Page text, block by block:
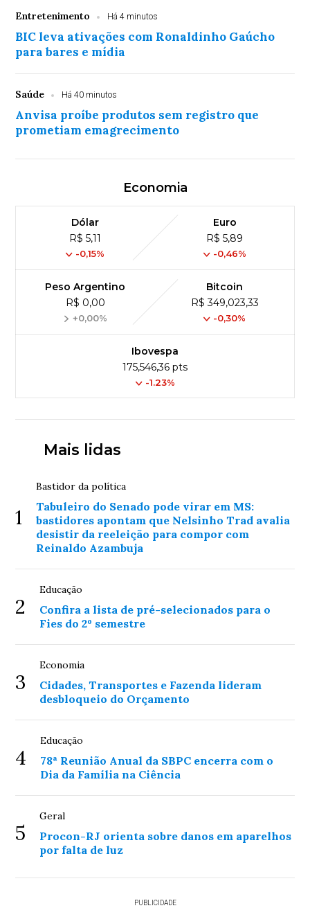
Entretenimento Há 4 minutos
BIC leva ativações com Ronaldinho Gaúcho
para bares e mídia
Saúde Há 40 minutos
Anvisa proíbe produtos sem registro que
prometiam emagrecimento
Economia
Dólar
R$ 5,11
-0,15%
Euro
R$ 5,89
-0,46%
Peso Argentino
R$ 0,00
+0,00%
Bitcoin
R$ 349,023,33
-0,30%
Ibovespa
175,546,36 pts
-1.23%
Mais lidas
1
Bastidor da política
Tabuleiro do Senado pode virar em MS:
bastidores apontam que Nelsinho Trad avalia
desistir da reeleição para compor com
Reinaldo Azambuja
2
Educação
Confira a lista de pré-selecionados para o
Fies do 2º semestre
3
Economia
Cidades, Transportes e Fazenda lideram
desbloqueio do Orçamento
4
Educação
78ª Reunião Anual da SBPC encerra com o
Dia da Família na Ciência
5
Geral
Procon-RJ orienta sobre danos em aparelhos
por falta de luz
PUBLICIDADE